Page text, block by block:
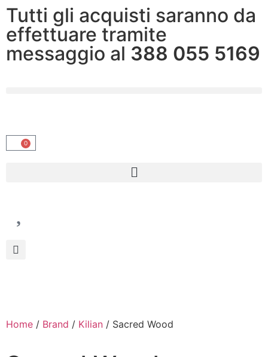
Tutti gli acquisti saranno da
effettuare tramite
messaggio al 388 055 5169
0
Home / Brand / Kilian / Sacred Wood